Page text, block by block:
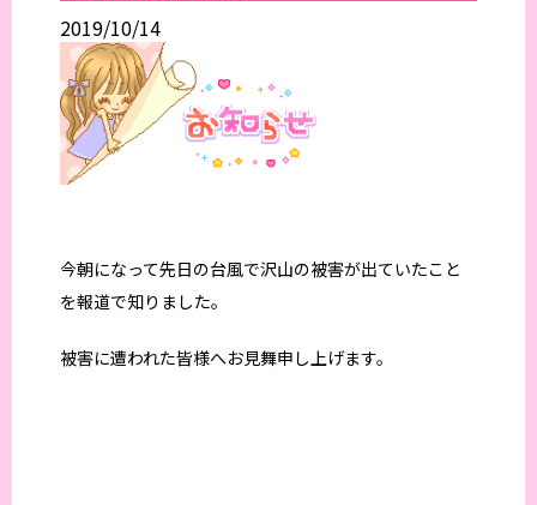
2019/10/14
今朝になって先日の台風で沢山の被害が出ていたこと
を報道で知りました。
被害に遭われた皆様へお見舞申し上げます。